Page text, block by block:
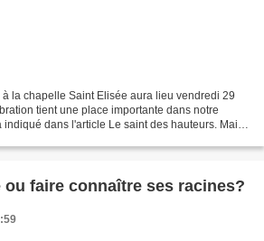
la chapelle Saint Elisée aura lieu vendredi 29
tient une place importante dans notre
dans l'article Le saint des hauteurs. Mais
ou faire connaître ses racines?